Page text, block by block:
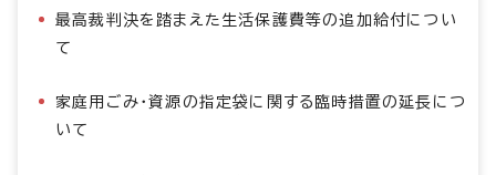
最高裁判決を踏まえた生活保護費等の追加給付につい
て
家庭用ごみ・資源の指定袋に関する臨時措置の延長につ
いて